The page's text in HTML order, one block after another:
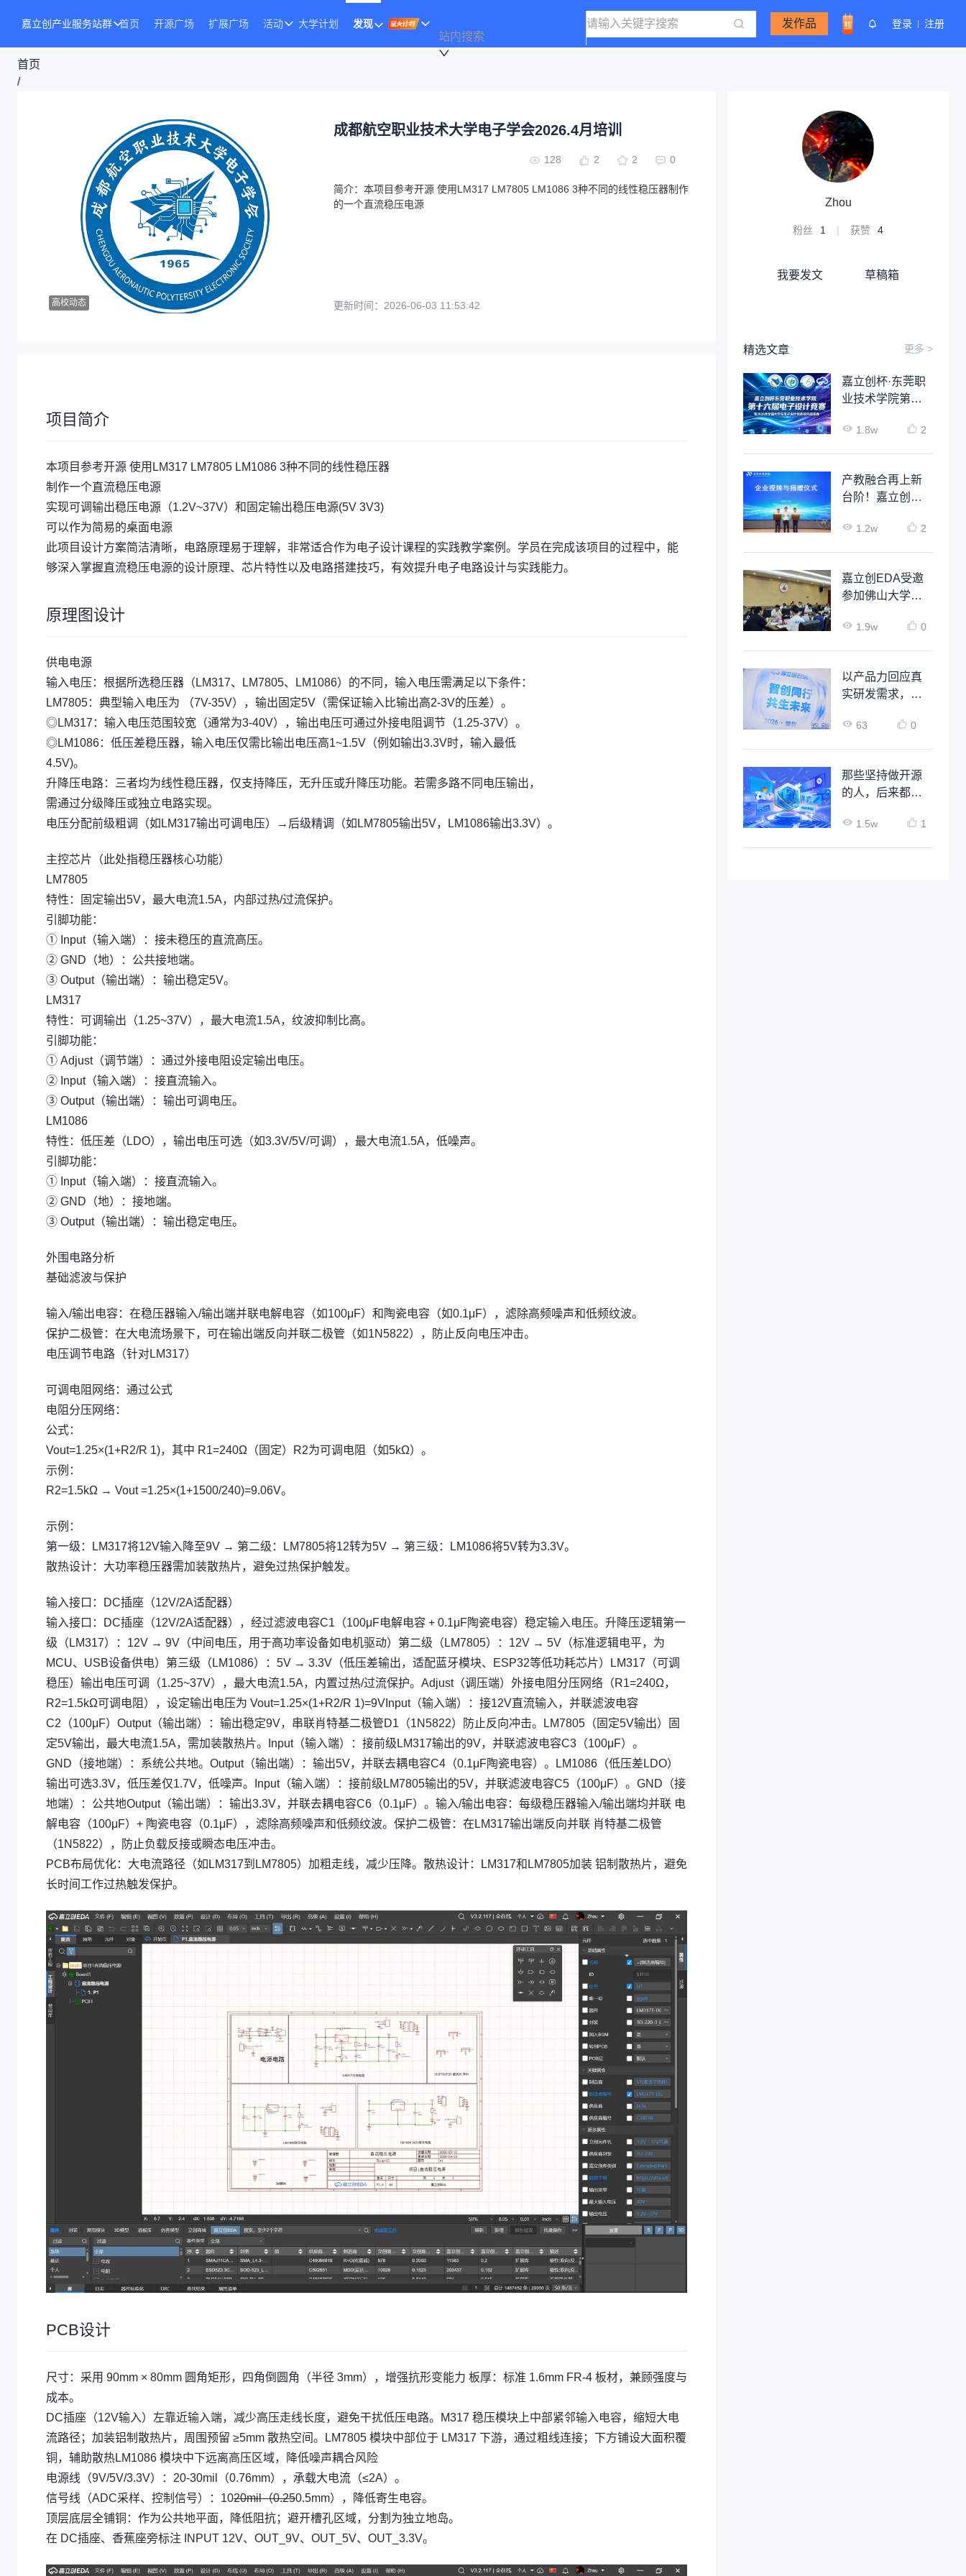
嘉立创产业服务站群 首页 开源广场 扩展广场 活动 大学计划 发现
站内搜索
发作品 登录 注册
首页
/
高校动态
成都航空职业技术大学电子学会2026.4月培训
128 2 2 0
简介： 本项目参考开源 使用LM317 LM7805 LM1086 3种不同的线性稳压器制作
的一个直流稳压电源
更新时间： 2026-06-03 11:53:42
项目简介
本项目参考开源 使用LM317 LM7805 LM1086 3种不同的线性稳压器
制作一个直流稳压电源
实现可调输出稳压电源（1.2V~37V）和固定输出稳压电源(5V 3V3)
可以作为简易的桌面电源
此项目设计方案简洁清晰，电路原理易于理解，非常适合作为电子设计课程的实践教学案例。学员在完成该项目的过程中，能
够深入掌握直流稳压电源的设计原理、芯片特性以及电路搭建技巧，有效提升电子电路设计与实践能力。
原理图设计
供电电源
输入电压：根据所选稳压器（LM317、LM7805、LM1086）的不同，输入电压需满足以下条件：
LM7805：典型输入电压为 （7V-35V），输出固定5V（需保证输入比输出高2-3V的压差）。
◎LM317：输入电压范围较宽（通常为3-40V），输出电压可通过外接电阻调节（1.25-37V）。
◎LM1086：低压差稳压器，输入电压仅需比输出电压高1~1.5V（例如输出3.3V时，输入最低
4.5V)。
升降压电路：三者均为线性稳压器，仅支持降压，无升压或升降压功能。若需多路不同电压输出，
需通过分级降压或独立电路实现。
电压分配前级粗调（如LM317输出可调电压）→后级精调（如LM7805输出5V，LM1086输出3.3V）。
主控芯片（此处指稳压器核心功能）
LM7805
特性：固定输出5V，最大电流1.5A，内部过热/过流保护。
引脚功能：
① Input（输入端）：接未稳压的直流高压。
② GND（地）：公共接地端。
③ Output（输出端）：输出稳定5V。
LM317
特性：可调输出（1.25~37V），最大电流1.5A，纹波抑制比高。
引脚功能：
① Adjust（调节端）：通过外接电阻设定输出电压。
② Input（输入端）：接直流输入。
③ Output（输出端）：输出可调电压。
LM1086
特性：低压差（LDO），输出电压可选（如3.3V/5V/可调），最大电流1.5A，低噪声。
引脚功能：
① Input（输入端）：接直流输入。
② GND（地）：接地端。
③ Output（输出端）：输出稳定电压。
外围电路分析
基础滤波与保护
输入/输出电容：在稳压器输入/输出端并联电解电容（如100μF）和陶瓷电容（如0.1μF），滤除高频噪声和低频纹波。
保护二极管：在大电流场景下，可在输出端反向并联二极管（如1N5822），防止反向电压冲击。
电压调节电路（针对LM317）
可调电阻网络：通过公式
电阻分压网络：
公式：
Vout=1.25×(1+R2/R 1)，其中 R1=240Ω（固定）R2为可调电阻（如5kΩ）。
示例：
R2=1.5kΩ → Vout =1.25×(1+1500/240)=9.06V。
示例：
第一级：LM317将12V输入降至9V → 第二级：LM7805将12转为5V → 第三级：LM1086将5V转为3.3V。
散热设计：大功率稳压器需加装散热片，避免过热保护触发。
输入接口：DC插座（12V/2A适配器）
输入接口：DC插座（12V/2A适配器），经过滤波电容C1（100μF电解电容 + 0.1μF陶瓷电容）稳定输入电压。升降压逻辑第一
级（LM317）：12V → 9V（中间电压，用于高功率设备如电机驱动）第二级（LM7805）：12V → 5V（标准逻辑电平，为
MCU、USB设备供电）第三级（LM1086）：5V → 3.3V（低压差输出，适配蓝牙模块、ESP32等低功耗芯片）LM317（可调
稳压）输出电压可调（1.25~37V），最大电流1.5A，内置过热/过流保护。Adjust（调压端）外接电阻分压网络（R1=240Ω，
R2=1.5kΩ可调电阻），设定输出电压为 Vout=1.25×(1+R2/R 1)=9VInput（输入端）：接12V直流输入，并联滤波电容
C2（100μF）Output（输出端）：输出稳定9V，串联肖特基二极管D1（1N5822）防止反向冲击。LM7805（固定5V输出）固
定5V输出，最大电流1.5A，需加装散热片。Input（输入端）：接前级LM317输出的9V，并联滤波电容C3（100μF）。
GND（接地端）：系统公共地。Output（输出端）：输出5V，并联去耦电容C4（0.1μF陶瓷电容）。LM1086（低压差LDO）
输出可选3.3V，低压差仅1.7V，低噪声。Input（输入端）：接前级LM7805输出的5V，并联滤波电容C5（100μF）。GND（接
地端）：公共地Output（输出端）：输出3.3V，并联去耦电容C6（0.1μF）。输入/输出电容：每级稳压器输入/输出端均并联 电
解电容（100μF）+ 陶瓷电容（0.1μF），滤除高频噪声和低频纹波。保护二极管：在LM317输出端反向并联 肖特基二极管
（1N5822），防止负载反接或瞬态电压冲击。
PCB布局优化：大电流路径（如LM317到LM7805）加粗走线，减少压降。散热设计：LM317和LM7805加装 铝制散热片，避免
长时间工作过热触发保护。
PCB设计
尺寸：采用 90mm × 80mm 圆角矩形，四角倒圆角（半径 3mm），增强抗形变能力 板厚：标准 1.6mm FR-4 板材，兼顾强度与
成本。
DC插座（12V输入）左靠近输入端，减少高压走线长度，避免干扰低压电路。M317 稳压模块上中部紧邻输入电容，缩短大电
流路径；加装铝制散热片，周围预留 ≥5mm 散热空间。LM7805 模块中部位于 LM317 下游，通过粗线连接；下方铺设大面积覆
铜，辅助散热LM1086 模块中下远离高压区域，降低噪声耦合风险
电源线（9V/5V/3.3V）：20-30mil（0.76mm），承载大电流（≤2A）。
信号线（ADC采样、控制信号）：1020mil（0.250.5mm），降低寄生电容。
顶层底层全铺铜：作为公共地平面，降低阻抗；避开槽孔区域，分割为独立地岛。
在 DC插座、香蕉座旁标注 INPUT 12V、OUT_9V、OUT_5V、OUT_3.3V。
Zhou
粉丝 1 | 获赞 4
我要发文 草稿箱
精选文章 更多 >
嘉立创杯·东莞职
业技术学院第十
赛 1.8w 2
产教融合再上新
台阶！嘉立创
学院达成深度校
1.2w 2
嘉立创EDA受邀
参加佛山大学工
项目启动会
1.9w 0
以产品力回应真
实研发需求，嘉
解决方案正式发
63 0
那些坚持做开源
的人，后来都怎
1.5w 1